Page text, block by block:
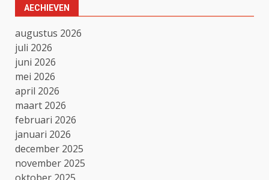
AECHIEVEN
augustus 2026
juli 2026
juni 2026
mei 2026
april 2026
maart 2026
februari 2026
januari 2026
december 2025
november 2025